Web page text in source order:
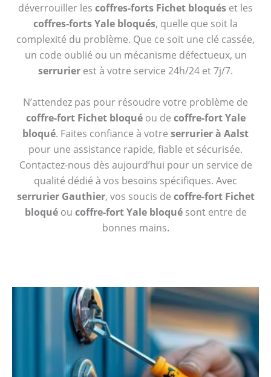
déverrouiller les coffres-forts Fichet bloqués et les
coffres-forts Yale bloqués, quelle que soit la
complexité du problème. Que ce soit une clé cassée,
un code oublié ou un mécanisme défectueux, un
serrurier est à votre service 24h/24 et 7j/7.
N’attendez pas pour résoudre votre problème de
coffre-fort Fichet bloquéou de coffre-fort Yale
bloqué. Faites confiance à votre serrurier à Aalst
pour une assistance rapide, fiable et sécurisée.
Contactez-nous dès aujourd’hui pour un service de
qualité dédié à vos besoins spécifiques. Avec
serrurier Gauthier, vos soucis de coffre-fort Fichet
bloquéou coffre-fort Yale bloquésont entre de
bonnes mains.